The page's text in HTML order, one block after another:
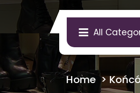
All
Home >